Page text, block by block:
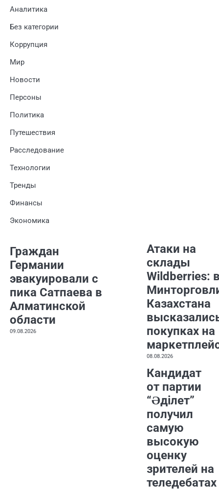
Аналитика
Без категории
Коррупция
Мир
Новости
Персоны
Политика
Путешествия
Расследование
Технологии
Тренды
Финансы
Экономика
Граждан
Германии
эвакуировали с
пика Сатпаева в
Алматинской
области
09.08.2026
Атаки на
склады
Wildberries:
Казахстана
покупках на
08.08.2026
Кандидат
от партии
“Әділет”
получил
самую
высокую
оценку
зрителей на
теледебатах